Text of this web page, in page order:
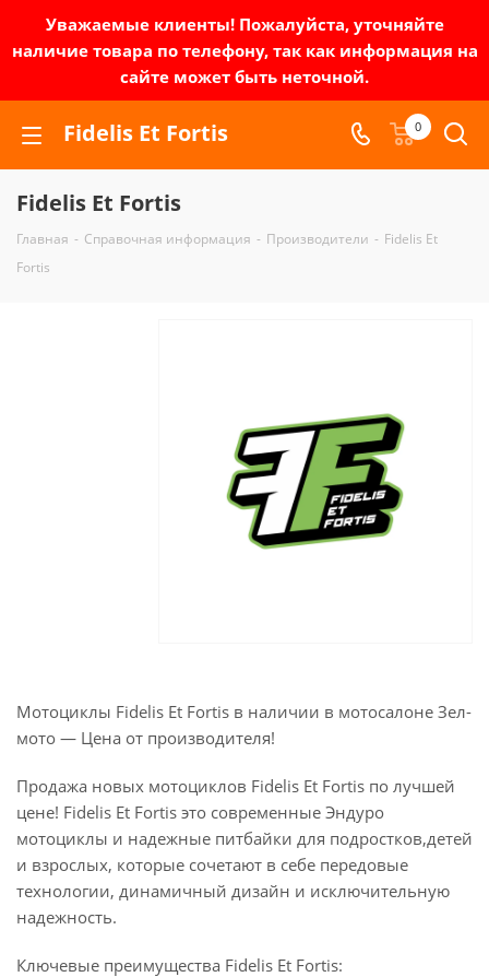
Уважаемые клиенты! Пожалуйста, уточняйте
наличие товара по телефону, так как информация на
сайте может быть неточной.
Fidelis Et Fortis 0
Fidelis Et Fortis
Главная - Справочная информация - Производители - Fidelis Et
Fortis
Мотоциклы Fidelis Et Fortis в наличии в мотосалоне Зел-
мото — Цена от производителя!
Продажа новых мотоциклов Fidelis Et Fortis по лучшей
цене! Fidelis Et Fortis это современные Эндуро
мотоциклы и надежные питбайки для подростков,детей
и взрослых, которые сочетают в себе передовые
технологии, динамичный дизайн и исключительную
надежность.
Ключевые преимущества Fidelis Et Fortis: